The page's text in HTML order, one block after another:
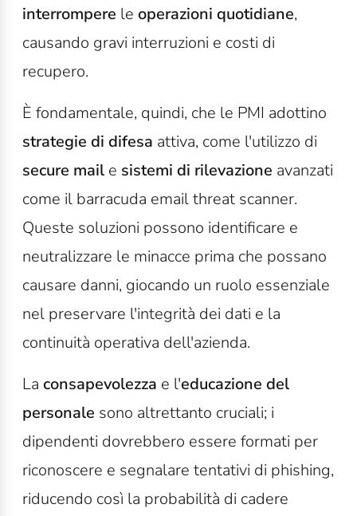
interrompere le operazioni quotidiane,
causando gravi interruzioni e costi di
recupero.
È fondamentale, quindi, che le PMI adottino
strategie di difesa attiva, come l'utilizzo di
secure mail e sistemi di rilevazione avanzati
come il barracuda email threat scanner.
Queste soluzioni possono identificare e
neutralizzare le minacce prima che possano
causare danni, giocando un ruolo essenziale
nel preservare l'integrità dei dati e la
continuità operativa dell'azienda.
La consapevolezza e l'educazione del
personale sono altrettanto cruciali; i
dipendenti dovrebbero essere formati per
riconoscere e segnalare tentativi di phishing,
riducendo così la probabilità di cadere